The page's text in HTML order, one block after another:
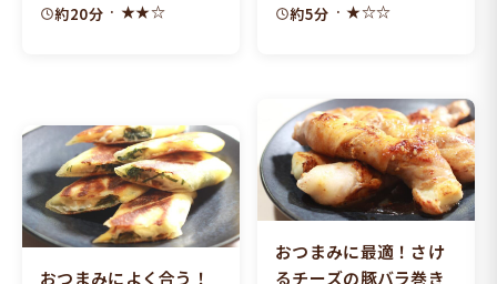
約20分 · ★★☆ 約5分 · ★☆☆
おつまみによく合う！
おつまみに最適！さけ
るチーズの豚バラ巻き